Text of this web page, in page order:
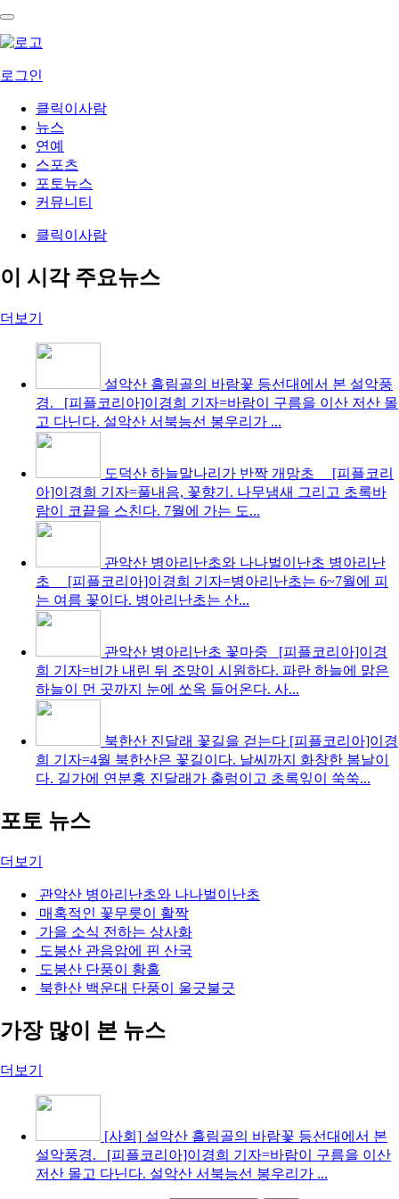
로그인
클릭이사람
뉴스
연예
스포츠
포토뉴스
커뮤니티
클릭이사람
이 시각 주요뉴스
더보기
설악산 흘림골의 바람꽃 등선대에서 본 설악풍
경. [피플코리아]이경희 기자=바람이 구름을 이산 저산 몰
고 다닌다. 설악산 서북능선 봉우리가 ...
도덕산 하늘말나리가 반짝 개망초 [피플코리
아]이경희 기자=풀내음, 꽃향기. 나무냄새 그리고 초록바
람이 코끝을 스친다. 7월에 가는 도...
관악산 병아리난초와 나나벌이난초 병아리난
초 [피플코리아]이경희 기자=병아리난초는 6~7월에 피
는 여름 꽃이다. 병아리난초는 산...
관악산 병아리난초 꽃마중
[피플코리아]이경
희 기자=비가 내린 뒤 조망이 시원하다. 파란 하늘에 맑은
하늘이 먼 곳까지 눈에 쏘옥 들어온다. 사...
북한산 진달래 꽃길을 걷는다 [피플코리아]이경
희 기자=4월 북한산은 꽃길이다. 날씨까지 화창한 봄날이
다. 길가에 연분홍 진달래가 출렁이고 초록잎이 쑥쑥...
포토 뉴스
더보기
관악산 병아리난초와 나나벌이난초
매혹적인 꽃무릇이 활짝
가을 소식 전하는 상사화
도봉산 관음암에 핀 산국
도봉산 단풍이 황홀
북한산 백운대 단풍이 울긋불긋
가장 많이 본 뉴스
더보기
[사회] 설악산 흘림골의 바람꽃 등선대에서 본
설악풍경. [피플코리아]이경희 기자=바람이 구름을 이산
저산 몰고 다닌다. 설악산 서북능선 봉우리가 ...